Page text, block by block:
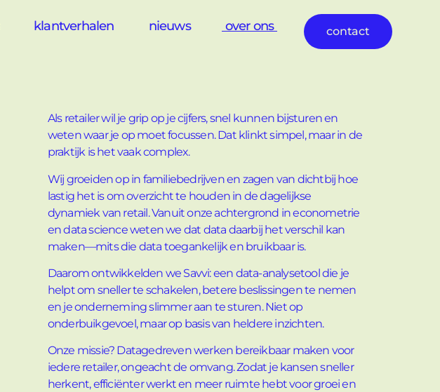
klantverhalen nieuws over ons contact
Als retailer wil je grip op je cijfers, snel kunnen bijsturen en
weten waar je op moet focussen. Dat klinkt simpel, maar in de
praktijk is het vaak complex.
Wij groeiden op in familiebedrijven en zagen van dichtbij hoe
lastig het is om overzicht te houden in de dagelijkse
dynamiek van retail. Vanuit onze achtergrond in econometrie
en data science weten we dat data daarbij het verschil kan
maken—mits die data toegankelijk en bruikbaar is.
Daarom ontwikkelden we Savvi: een data-analysetool die je
helpt om sneller te schakelen, betere beslissingen te nemen
en je onderneming slimmer aan te sturen. Niet op
onderbuikgevoel, maar op basis van heldere inzichten.
Onze missie? Datagedreven werken bereikbaar maken voor
iedere retailer, ongeacht de omvang. Zodat je kansen sneller
herkent, efficiënter werkt en meer ruimte hebt voor groei en